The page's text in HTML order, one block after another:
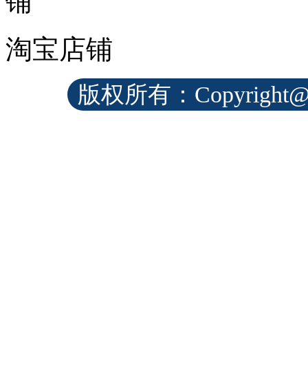
淘宝店铺
版权所有：